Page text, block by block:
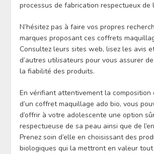
processus de fabrication respectueux de
N’hésitez pas à faire vos propres
marques proposant ces coffrets
Consultez leurs sites web, lisez les avis
d’autres utilisateurs pour vous assurer
la fiabilité des produits.
En vérifiant attentivement la composition
d’un coffret maquillage ado bio, vous
d’offrir à votre adolescente une option
respectueuse de sa peau ainsi que de
Prenez soin d’elle en choisissant des
biologiques qui la mettront en valeur